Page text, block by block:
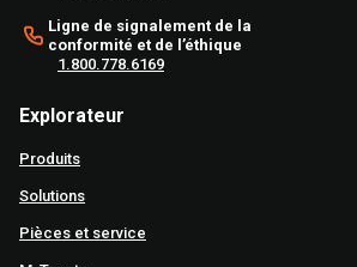
Ligne de signalement de la
conformité et de l’éthique
1.800.778.6169
Explorateur
Produits
Solutions
Pièces et service